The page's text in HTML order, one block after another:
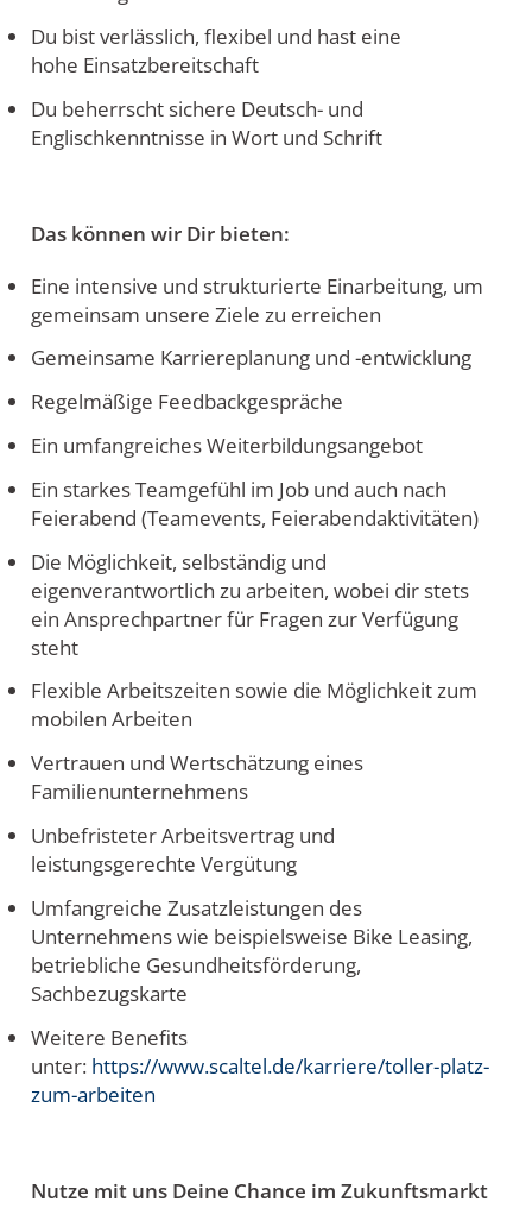
Du bist verlässlich, flexibel und hast eine
hohe Einsatzbereitschaft
Du beherrscht sichere Deutsch- und
Englischkenntnisse in Wort und Schrift
Das können wir Dir bieten:
Eine intensive und strukturierte Einarbeitung, um
gemeinsam unsere Ziele zu erreichen
Gemeinsame Karriereplanung und -entwicklung
Regelmäßige Feedbackgespräche
Ein umfangreiches Weiterbildungsangebot
Ein starkes Teamgefühl im Job und auch nach
Feierabend (Teamevents, Feierabendaktivitäten)
Die Möglichkeit, selbständig und
eigenverantwortlich zu arbeiten, wobei dir stets
ein Ansprechpartner für Fragen zur Verfügung
steht
Flexible Arbeitszeiten sowie die Möglichkeit zum
mobilen Arbeiten
Vertrauen und Wertschätzung eines
Familienunternehmens
Unbefristeter Arbeitsvertrag und
leistungsgerechte Vergütung
Umfangreiche Zusatzleistungen des
Unternehmens wie beispielsweise Bike Leasing,
betriebliche Gesundheitsförderung,
Sachbezugskarte
Weitere Benefits
unter: https://www.scaltel.de/karriere/toller-platz-
zum-arbeiten
Nutze mit uns Deine Chance im Zukunftsmarkt